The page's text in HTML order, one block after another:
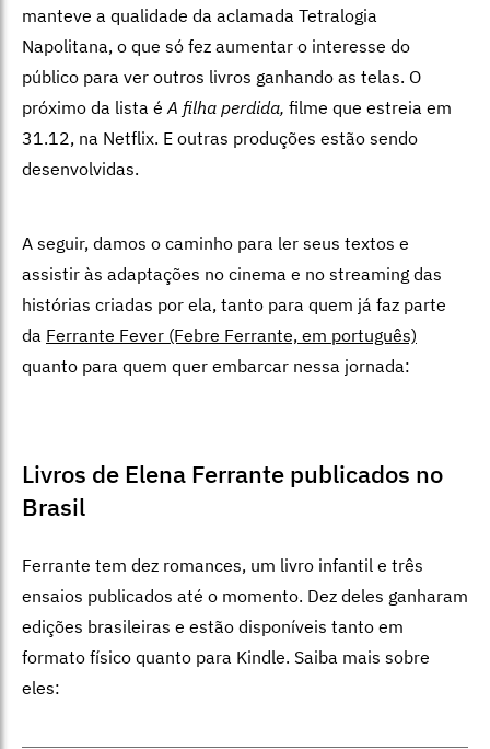
manteve a qualidade da aclamada Tetralogia
Napolitana, o que só fez aumentar o interesse do
público para ver outros livros ganhando as telas. O
próximo da lista éA filha perdida, filme que estreia em
31.12, na Netflix. E outras produções estão sendo
desenvolvidas.
A seguir, damos o caminho para ler seus textos e
assistir às adaptações no cinema e no streaming das
histórias criadas por ela, tanto para quem já faz parte
da Ferrante Fever (Febre Ferrante, em português)
quanto para quem quer embarcar nessa jornada:
Livros de Elena Ferrante publicados no
Brasil
Ferrante tem dez romances, um livro infantil e três
ensaios publicados até o momento. Dez deles ganharam
edições brasileiras e estão disponíveis tanto em
formato físico quanto para Kindle. Saiba mais sobre
eles: